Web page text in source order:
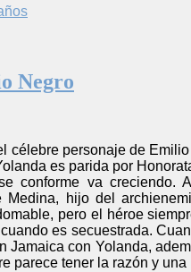
Negro
célebre personaje de
es parida por
conforme va
Medina, hijo del
pero el héroe
es secuestrada.
Jamaica con Yolanda,
parece tener la razón y